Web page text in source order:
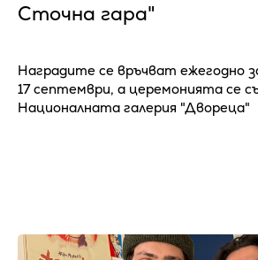
Сточна гара"
Наградите се връчват ежегодно
17 септември, а церемонията се
Националната галерия "Двореца"